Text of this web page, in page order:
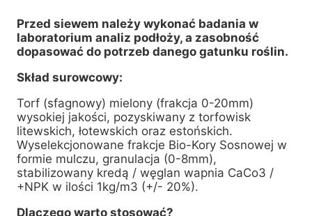
Przed siewem należy wykonać badania w
laboratorium analiz podłoży, a zasobność
dopasować do potrzeb danego gatunku roślin.
Skład surowcowy:
Torf (sfagnowy) mielony (frakcja 0-20mm)
wysokiej jakości, pozyskiwany z torfowisk
litewskich, łotewskich oraz estońskich.
Wyselekcjonowane frakcje Bio-Kory Sosnowej w
formie mulczu, granulacja (0-8mm),
stabilizowany kredą / węglan wapnia CaCo3 /
+NPK w ilości 1kg/m3 (+/- 20%).
Dlaczego warto stosować?